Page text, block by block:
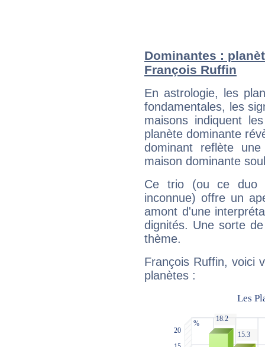
Dominantes :
François Ruffin
En astrologie, les
fondamentales, les
maisons indiquent
planète dominante
dominant reflète
maison dominante
Ce trio (ou ce duo
inconnue) offre un
amont d'une
dignités. Une sorte
thème.
François Ruffin, voici
planètes :